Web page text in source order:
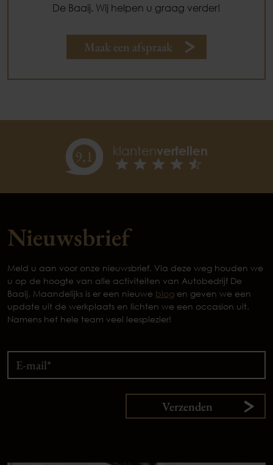
De Baaij. Wij helpen u graag verder!
Maak een afspraak
9,1 klantenvertellen
Nieuwsbrief
Meld u aan voor onze nieuwsbrief. Via deze weg houden we
u op de hoogte van alle activiteiten van Autobedrijf De
Baaij. Maandelijks is er een nieuwe blog en geven we een
update uit de werkplaats en lichten we een occasion uit.
Namens het hele team veel leesplezier!
Verzenden